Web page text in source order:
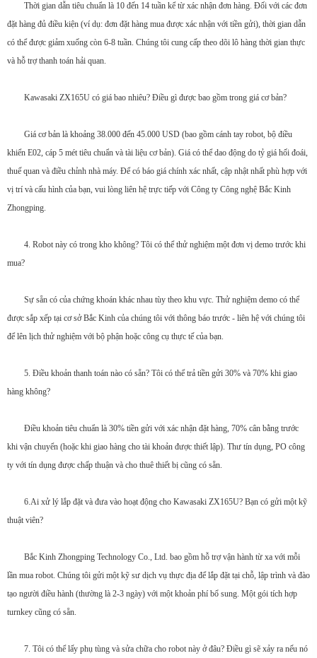
Thời gian dẫn tiêu chuẩn là 10 đến 14 tuần kể từ xác nhận đơn hàng. Đối với các đơn
đặt hàng đủ điều kiện (ví dụ: đơn đặt hàng mua được xác nhận với tiền gửi), thời gian dẫn
có thể được giảm xuống còn 6-8 tuần. Chúng tôi cung cấp theo dõi lô hàng thời gian thực
và hỗ trợ thanh toán hải quan.
Kawasaki ZX165U có giá bao nhiêu? Điều gì được bao gồm trong giá cơ bản?
Giá cơ bản là khoảng 38.000 đến 45.000 USD (bao gồm cánh tay robot, bộ điều
khiển E02, cáp 5 mét tiêu chuẩn và tài liệu cơ bản). Giá có thể dao động do tỷ giá hối đoái,
thuế quan và điều chỉnh nhà máy. Để có báo giá chính xác nhất, cập nhật nhất phù hợp với
vị trí và cấu hình của bạn, vui lòng liên hệ trực tiếp với Công ty Công nghệ Bắc Kinh
Zhongping.
4. Robot này có trong kho không? Tôi có thể thử nghiệm một đơn vị demo trước khi
mua?
Sự sẵn có của chứng khoán khác nhau tùy theo khu vực. Thử nghiệm demo có thể
được sắp xếp tại cơ sở Bắc Kinh của chúng tôi với thông báo trước - liên hệ với chúng tôi
để lên lịch thử nghiệm với bộ phận hoặc công cụ thực tế của bạn.
5. Điều khoản thanh toán nào có sẵn? Tôi có thể trả tiền gửi 30% và 70% khi giao
hàng không?
Điều khoản tiêu chuẩn là 30% tiền gửi với xác nhận đặt hàng, 70% cân bằng trước
khi vận chuyển (hoặc khi giao hàng cho tài khoản được thiết lập). Thư tín dụng, PO công
ty với tín dụng được chấp thuận và cho thuê thiết bị cũng có sẵn.
6.Ai xử lý lắp đặt và đưa vào hoạt động cho Kawasaki ZX165U? Bạn có gửi một kỹ
thuật viên?
Bắc Kinh Zhongping Technology Co., Ltd. bao gồm hỗ trợ vận hành từ xa với mỗi
lần mua robot. Chúng tôi gửi một kỹ sư dịch vụ thực địa để lắp đặt tại chỗ, lập trình và đào
tạo người điều hành (thường là 2-3 ngày) với một khoản phí bổ sung. Một gói tích hợp
turnkey cũng có sẵn.
7. Tôi có thể lấy phụ tùng và sửa chữa cho robot này ở đâu? Điều gì sẽ xảy ra nếu nó